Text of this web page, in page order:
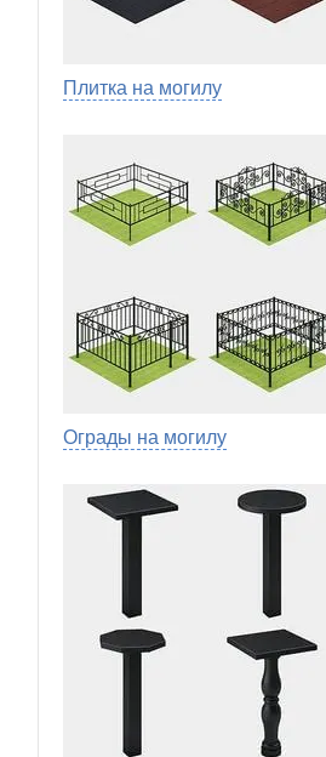
Плитка на могилу
Ограды на могилу